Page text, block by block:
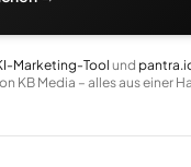
Marketing-Tool und
KB Media – alles aus einer